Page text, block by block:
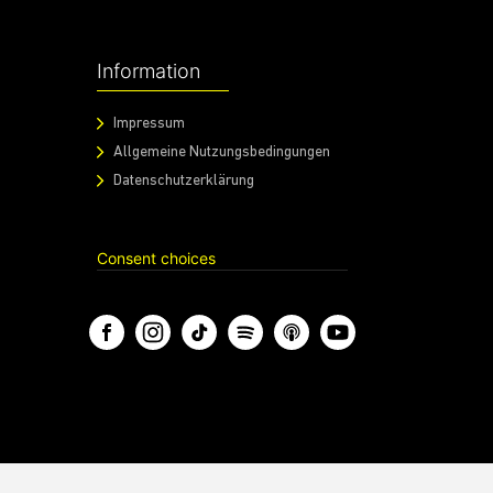
Information
Impressum
Allgemeine Nutzungsbedingungen
Datenschutzerklärung
Consent choices